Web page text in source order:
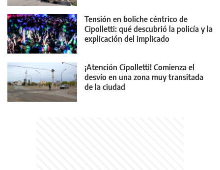
Tensión en boliche céntrico de
Cipolletti: qué descubrió la policía y la
explicación del implicado
¡Atención Cipolletti! Comienza el
desvío en una zona muy transitada
de la ciudad